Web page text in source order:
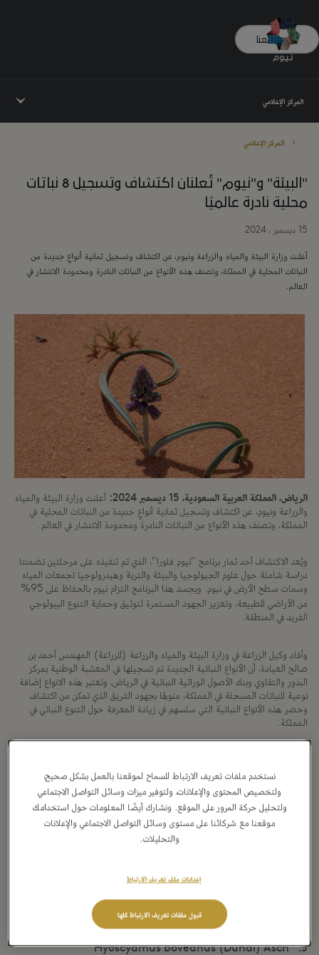
تواصل معنا
المركز الإعلامي
المركز الإعلامي
"البيئة" و"نيوم" تُعلنان اكتشاف وتسجيل 8 نباتات
محلية نادرة عالميًا
15 ديسمبر ، 2024
أعلنت وزارة البيئة والمياه والزراعة ونيوم، عن اكتشاف وتسجيل ثمانية أنواعٍ جديدة من
النباتات المحلية في المملكة، وتصنف هذه الأنواع من النباتات النادرة ومحدودة الانتشار في
العالم.
الرياض، المملكة العربية السعودية، 15 ديسمبر 2024:
أعلنت وزارة البيئة والمياه
والزراعة ونيوم، عن اكتشاف وتسجيل ثمانية أنواعٍ جديدة من النباتات المحلية في
المملكة، وتصنف هذه الأنواع من النباتات النادرة ومحدودة الانتشار في العالم.
ويُعد الاكتشاف أحد ثمار برنامج "نيوم فلورا"، الذي تم تنفيذه على مرحلتين تضمنتا
دراسة شاملة حول علوم الجيولوجيا والبيئة والتربة وهيدرولوجيا تجمعات المياه
وسمات سطح الأرض في نيوم. ويجسد هذا البرنامج التزام نيوم بالحفاظ على 95%
من الأراضي للطبيعة، وتعزيز الجهود المستمرة لتوثيق وحماية التنوع البيولوجي
الفريد في المنطقة.
وأفاد وكيل الزراعة في وزارة البيئة والمياه والزراعة (للزراعة) المهندس أحمد بن
صالح العيادة، أن الأنواع النباتية الجديدة تم تسجيلها في المعشبة الوطنية بمركز
البذور والتقاوي وبنك الأصول الوراثية النباتية في الرياض، وتعتبر هذه الانواع إضافة
نوعية للنباتات المسجلة في المملكة، منوهًا بجهود الفريق الذي تمكن من اكتشاف
وحصر هذه الأنواع النباتية التي ستسهم في زيادة المعرفة حول التنوع النباتي في
المملكة.
5. Hyoscyamus boveanus (Dunal) Asch
نستخدم ملفات تعريف الارتباط للسماح لموقعنا بالعمل بشكل صحيح،
ولتخصيص المحتوى والإعلانات، ولتوفير ميزات وسائل التواصل الاجتماعي
ولتحليل حركة المرور على الموقع. ونشارك أيضًا المعلومات حول استخدامك
موقعنا مع شركائنا على مستوى وسائل التواصل الاجتماعي والإعلانات
والتحليلات.
قبول ملفات تعريف الارتباط كلها
إعدادات ملف تعريف الارتباط